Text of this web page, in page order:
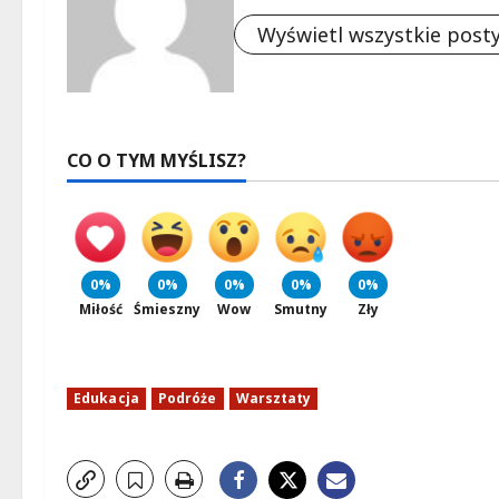
Wyświetl wszystkie
CO O TYM MYŚLISZ?
0%
Miłość
0%
Śmieszny
0%
Wow
0%
Smutny
0%
Zły
Edukacja Podróże Warsztaty